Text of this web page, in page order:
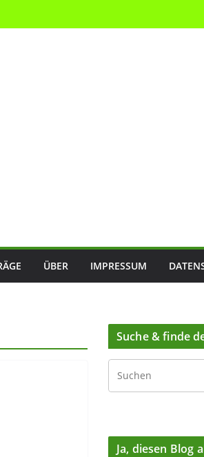
ÜBER IMPRESSUM
Suche & finde
Ja, diesen Blog